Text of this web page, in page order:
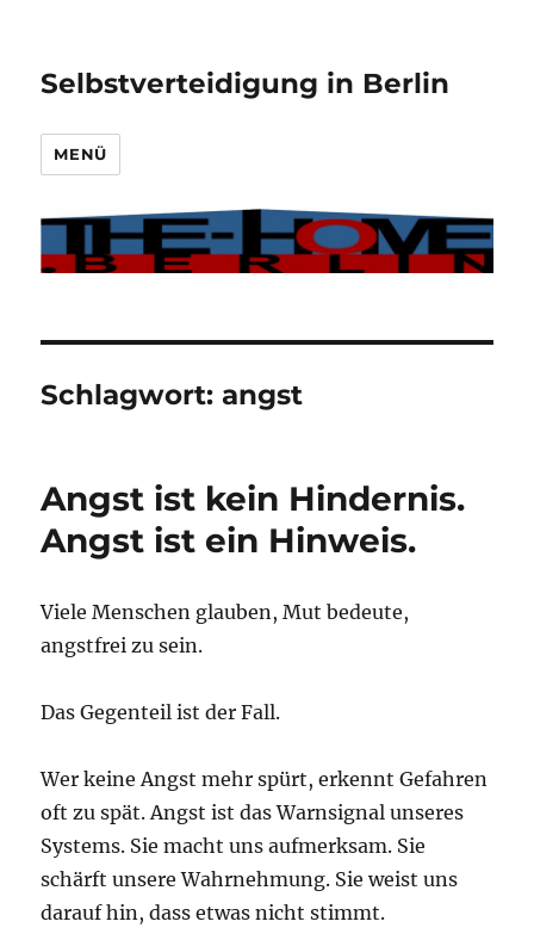
Selbstverteidigung in Berlin
MENÜ
Schlagwort:angst
Angst ist kein Hindernis.
Angst ist ein Hinweis.
Viele Menschen glauben, Mut bedeute,
angstfrei zu sein.
Das Gegenteil ist der Fall.
Wer keine Angst mehr spürt, erkennt Gefahren
oft zu spät. Angst ist das Warnsignal unseres
Systems. Sie macht uns aufmerksam. Sie
schärft unsere Wahrnehmung. Sie weist uns
darauf hin, dass etwas nicht stimmt.